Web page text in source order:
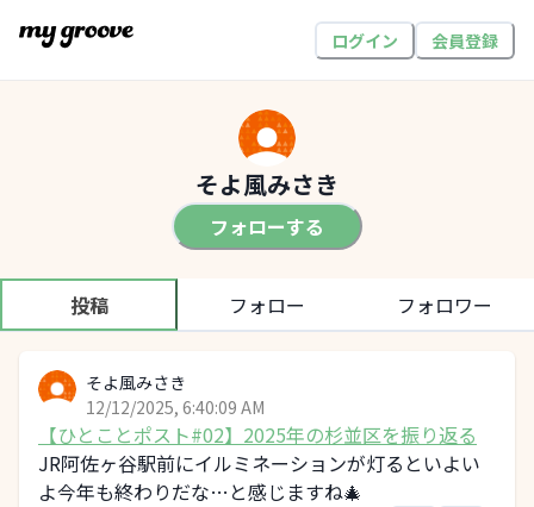
ログイン 会員登録
そよ風みさき
フォローする
投稿 フォロー フォロワー
そよ風みさき
12/12/2025, 6:40:09 AM
【ひとことポスト#02】2025年の杉並区を振り返る
JR阿佐ヶ谷駅前にイルミネーションが灯るといよい
よ今年も終わりだな…と感じますね🎄